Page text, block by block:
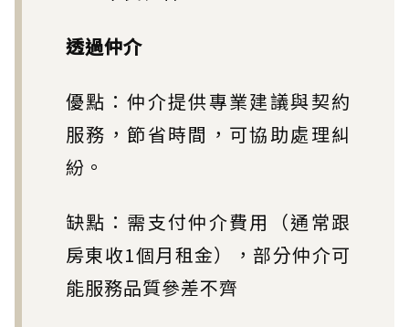
透過仲介
優點：仲介提供專業建議與契約
服務，節省時間，可協助處理糾
紛。
缺點：需支付仲介費用（通常跟
房東收1個月租金），部分仲介可
能服務品質參差不齊